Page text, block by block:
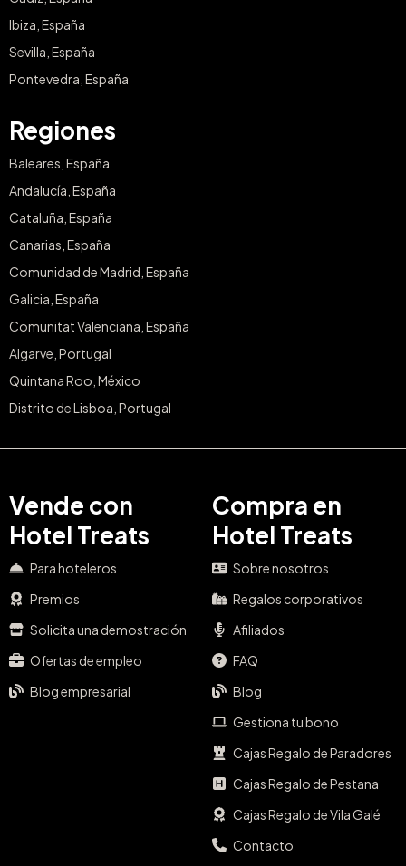
Ibiza, España
Sevilla, España
Pontevedra, España
Regiones
Baleares, España
Andalucía, España
Cataluña, España
Canarias, España
Comunidad de Madrid, España
Galicia, España
Comunitat Valenciana, España
Algarve, Portugal
Quintana Roo, México
Distrito de Lisboa, Portugal
Vende con
Hotel Treats
Para hoteleros
Premios
Solicita una demostración
Ofertas de empleo
Blog empresarial
Compra en
Hotel Treats
Sobre nosotros
Regalos corporativos
Afiliados
FAQ
Blog
Gestiona tu bono
Cajas Regalo de Paradores
Cajas Regalo de Pestana
Cajas Regalo de Vila Galé
Contacto